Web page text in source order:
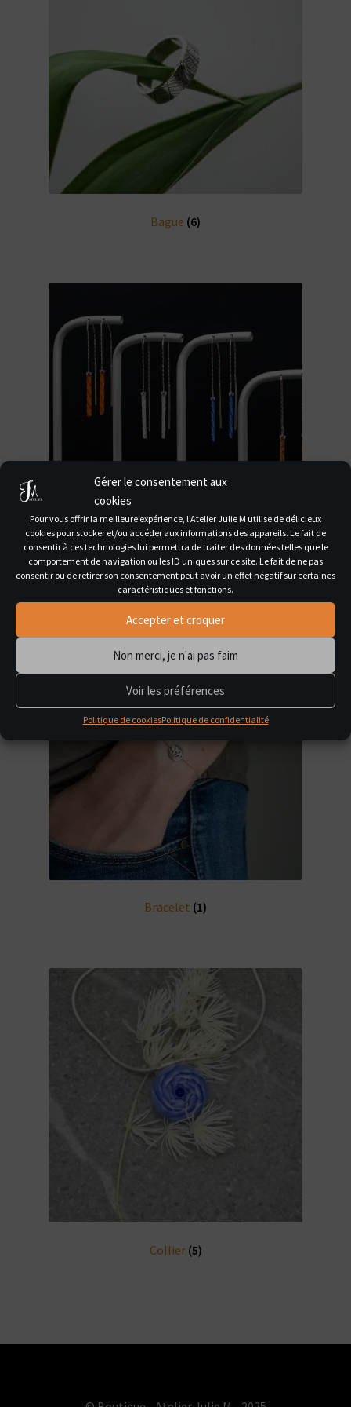
Gérer le consentement aux
cookies
Pour vous offrir la meilleure expérience, l'Atelier Julie M utilise de délicieux
cookies pour stocker et/ou accéder aux informations des appareils. Le fait de
consentir à ces technologies lui permettra de traiter des données telles que le
comportement de navigation ou les ID uniques sur ce site. Le fait de ne pas
consentir ou de retirer son consentement peut avoir un effet négatif sur certaines
caractéristiques et fonctions.
Accepter et croquer
Non merci, je n'ai pas faim
Voir les préférences
Politique de cookiesPolitique de confidentialité
Bague (6)
Boucles d'oreilles(6)
Bracelet (1)
Collier (5)